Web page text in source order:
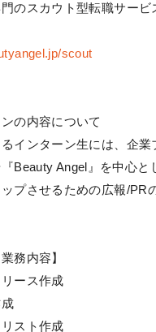
のスカウト型転職サービ
scout
の内容について
インターン生には、企業
Beauty Angel』を中心
プさせるための広報/PR
務内容】
リース作成
リスト作成